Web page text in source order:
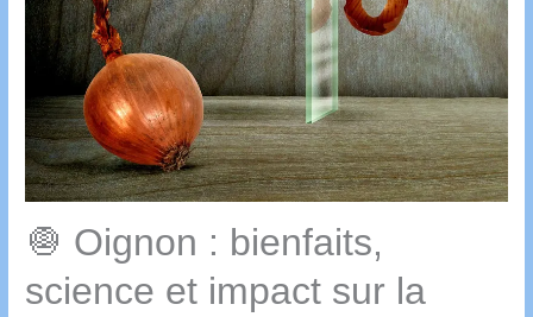
🧅 Oignon : bienfaits,
science et impact sur la